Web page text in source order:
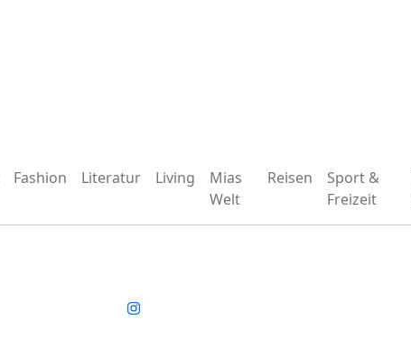
Fashion Literatur Living
Mias
Welt
Reisen
Sport &
Freizeit